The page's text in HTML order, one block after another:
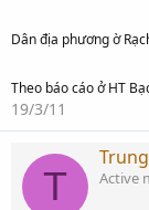
Dân địa phương ờ
Theo báo cáo ở HT
19/3/11
T Active